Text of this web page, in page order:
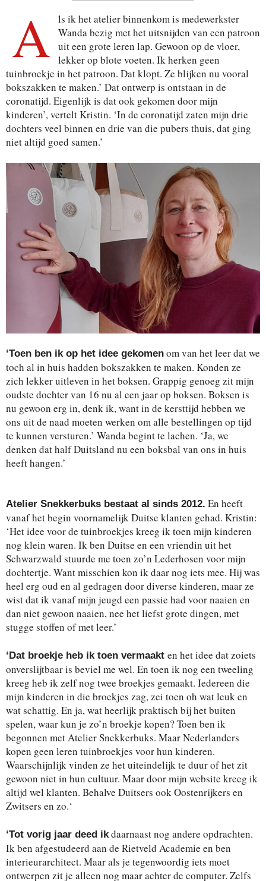
A
ls ik het atelier binnenkom is medewerkster
Wanda bezig met het uitsnijden van een patroon
uit een grote leren lap. Gewoon op de vloer,
lekker op blote voeten. Ik herken geen
tuinbroekje in het patroon. Dat klopt. Ze blijken nu vooral
bokszakken te maken.’ Dat ontwerp is ontstaan in de
coronatijd. Eigenlijk is dat ook gekomen door mijn
kinderen’, vertelt Kristin. ‘In de coronatijd zaten mijn drie
dochters veel binnen en drie van die pubers thuis, dat ging
niet altijd goed samen.’
‘Toen ben ik op het idee gekomen om van het leer dat we
toch al in huis hadden bokszakken te maken. Konden ze
zich lekker uitleven in het boksen. Grappig genoeg zit mijn
oudste dochter van 16 nu al een jaar op boksen. Boksen is
nu gewoon erg in, denk ik, want in de kersttijd hebben we
ons uit de naad moeten werken om alle bestellingen op tijd
te kunnen versturen.’ Wanda begint te lachen. ‘Ja, we
denken dat half Duitsland nu een boksbal van ons in huis
heeft hangen.’
Atelier Snekkerbuks bestaat al sinds 2012. En heeft
vanaf het begin voornamelijk Duitse klanten gehad. Kristin:
‘Het idee voor de tuinbroekjes kreeg ik toen mijn kinderen
nog klein waren. Ik ben Duitse en een vriendin uit het
Schwarzwald stuurde me toen zo’n Lederhosen voor mijn
dochtertje. Want misschien kon ik daar nog iets mee. Hij was
heel erg oud en al gedragen door diverse kinderen, maar ze
wist dat ik vanaf mijn jeugd een passie had voor naaien en
dan niet gewoon naaien, nee het liefst grote dingen, met
stugge stoffen of met leer.’
‘Dat broekje heb ik toen vermaakt en het idee dat zoiets
onverslijtbaar is beviel me wel. En toen ik nog een tweeling
kreeg heb ik zelf nog twee broekjes gemaakt. Iedereen die
mijn kinderen in die broekjes zag, zei toen oh wat leuk en
wat schattig. En ja, wat heerlijk praktisch bij het buiten
spelen, waar kun je zo’n broekje kopen? Toen ben ik
begonnen met Atelier Snekkerbuks. Maar Nederlanders
kopen geen leren tuinbroekjes voor hun kinderen.
Waarschijnlijk vinden ze het uiteindelijk te duur of het zit
gewoon niet in hun cultuur. Maar door mijn website kreeg ik
altijd wel klanten. Behalve Duitsers ook Oostenrijkers en
Zwitsers en zo.‘
‘Tot vorig jaar deed ikdaarnaast nog andere opdrachten.
Ik ben afgestudeerd aan de Rietveld Academie en ben
interieurarchitect. Maar als je tegenwoordig iets moet
ontwerpen zit je alleen nog maar achter de computer. Zelfs